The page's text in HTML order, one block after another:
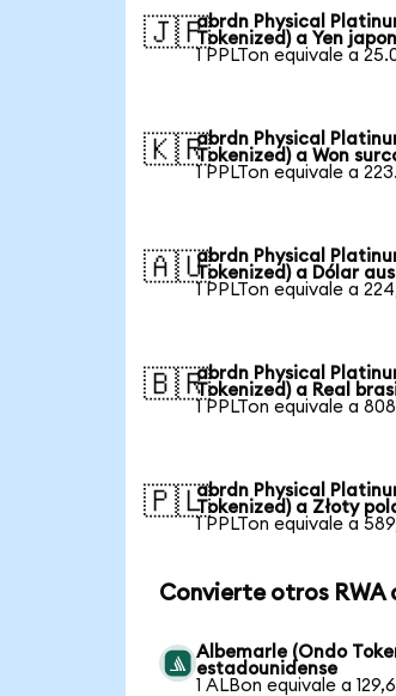
🇯🇵abrdn Physical
Tokenized) a Yen
1 PPLTon equivale a
🇰🇷abrdn Physical
Tokenized) a Won
1 PPLTon equivale a
🇦🇺abrdn Physical
Tokenized) a Dólar
1 PPLTon equivale a
🇧🇷abrdn Physical
Tokenized) a Real
1 PPLTon equivale a
🇵🇱abrdn Physical
Tokenized) a Złoty
1 PPLTon equivale a
Convierte otros RWA
Albemarle (Ondo
estadounidense
1 ALBon equivale a